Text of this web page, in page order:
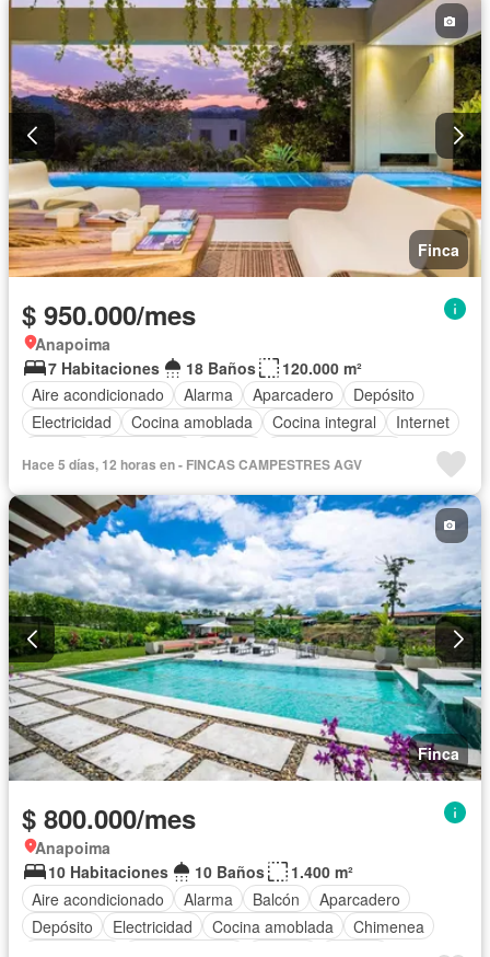
Finca
$ 950.000/mes
Anapoima
7 Habitaciones
18 Baños
120.000 m²
Aire acondicionado
Alarma Aparcadero
Depósito
Electricidad
Cocina amoblada Cocina integral
Internet
Cuarto de servicio
Agua Tanque de agua
Área infantil
Vigilante
Acceso para personas con discapacidad
Barbecue
Caseta de vigilancia
Seguridad privada
Piscina
Permite mascotas Permite niños Solo familias
Hace 5 días, 12 horas en - FINCAS CAMPESTRES AGV
Finca
$ 800.000/mes
Anapoima
10 Habitaciones
10 Baños
1.400 m²
Aire acondicionado
Alarma Balcón
Aparcadero
Depósito
Electricidad Cocina amoblada
Chimenea